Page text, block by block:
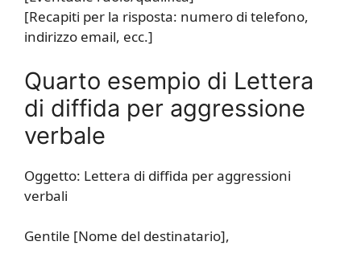
[Recapiti per la risposta: numero di telefono,
indirizzo email, ecc.]
Quarto esempio di Lettera
di diffida per aggressione
verbale
Oggetto: Lettera di diffida per aggressioni
verbali
Gentile [Nome del destinatario],